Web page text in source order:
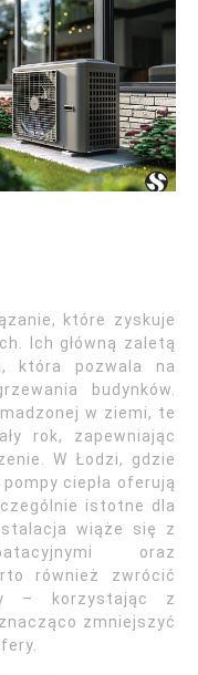
które zyskuje
Ich główną zaletą
która pozwala na
budynków.
w ziemi, te
rok, zapewniając
W Łodzi, gdzie
ciepła oferują
istotne dla
wiąże się z
oraz
również zwrócić
– korzystając z
zmniejszyć